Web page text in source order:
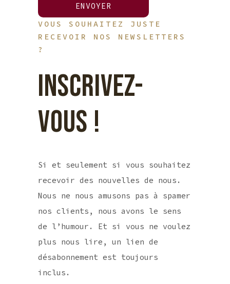
VOUS SOUHAITEZ JUSTE
RECEVOIR NOS NEWSLETTERS
?
INSCRIVEZ-
VOUS !
Si et seulement si vous souhaitez
recevoir des nouvelles de nous.
Nous ne nous amusons pas à spamer
nos clients, nous avons le sens
de l’humour. Et si vous ne voulez
plus nous lire, un lien de
désabonnement est toujours
inclus.